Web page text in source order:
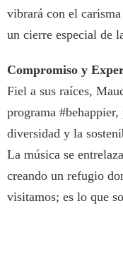
vibrará con el
un cierre especial de
Compromiso y
Fiel a sus raíces,
programa
diversidad y la
La música se
creando un refugio
visitamos; es lo que